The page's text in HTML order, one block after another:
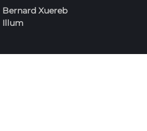
Bernard Xuereb
Illum